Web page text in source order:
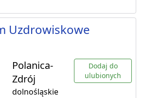
Uzdrowiskowe
Polanica-
Zdrój
dolnośląskie
Dodaj do
ulubionych